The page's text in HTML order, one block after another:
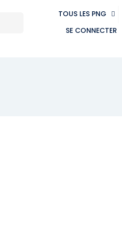
TOUS LES PNG
SE CONNECTER